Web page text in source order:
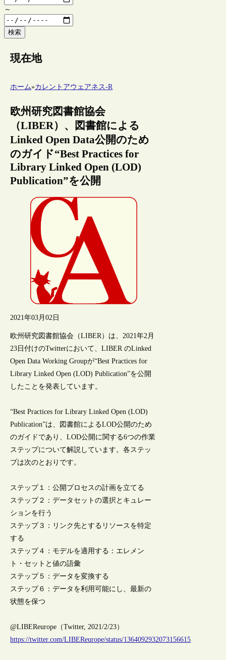
～
検索
現在地
ホーム»カレントアウェアネス-R
欧州研究図書館協会
（LIBER）、図書館による
Linked Open Data公開のため
のガイド“Best Practices for
Library Linked Open (LOD)
Publication”を公開
2021年03月02日
欧州研究図書館協会（LIBER）は、2021年2月
23日付けのTwitterにおいて、LIBER のLinked
Open Data Working Groupが“Best Practices for
Library Linked Open (LOD) Publication”を公開
したことを発表しています。
“Best Practices for Library Linked Open (LOD)
Publication”は、図書館によるLOD公開のため
のガイドであり、LOD公開に関する6つの作業
ステップについて解説しています。各ステッ
プは次のとおりです。
ステップ１：公開プロセスの計画を立てる
ステップ２：データセットの選択とキュレー
ションを行う
ステップ３：リンク先とするリソースを特定
する
ステップ４：モデルを適用する：エレメン
ト・セットと値の語彙
ステップ５：データを変換する
ステップ６：データを利用可能にし、最新の
状態を保つ
@LIBEReurope（Twitter, 2021/2/23）
https://twitter.com/LIBEReurope/status/1364092932073156615